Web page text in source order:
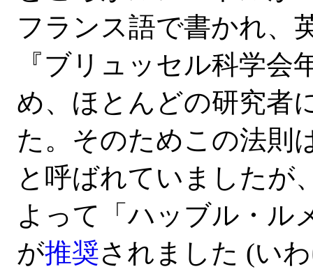
フランス語で書かれ、
『ブリュッセル科学
め、ほとんどの研究者
た。そのためこの法則
と呼ばれていましたが
よって「ハッブル・ル
が推奨されました (い